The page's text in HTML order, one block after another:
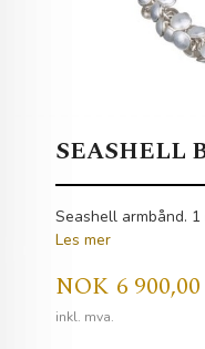
SEASHELL
Seashell armbånd.
Les mer
Pris
NOK 6 900,00
inkl. mva.